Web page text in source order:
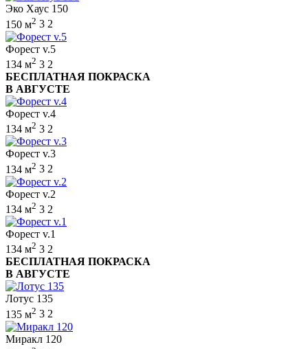
Эко Хаус 150
150 м2 3 2
Форест v.5
134 м2 3 2
БЕСПЛАТНАЯ ПОКРАСКА
В АВГУСТЕ
Форест v.4
134 м2 3 2
Форест v.3
134 м2 3 2
Форест v.2
134 м2 3 2
Форест v.1
134 м2 3 2
БЕСПЛАТНАЯ ПОКРАСКА
В АВГУСТЕ
Лотус 135
135 м2 3 2
Миракл 120